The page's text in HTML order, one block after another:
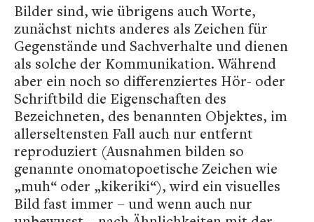
Bilder sind, wie übrigens auch Worte,
zunächst nichts anderes als Zeichen für
Gegenstände und Sachverhalte und dienen
als solche der Kommunikation. Während
aber ein noch so differenziertes Hör- oder
Schriftbild die Eigenschaften des
Bezeichneten, des benannten Objektes, im
allerseltensten Fall auch nur entfernt
reproduziert (Ausnahmen bilden so
genannte onomatopoetische Zeichen wie
„muh“ oder „kikeriki“), wird ein visuelles
Bild fast immer – und wenn auch nur